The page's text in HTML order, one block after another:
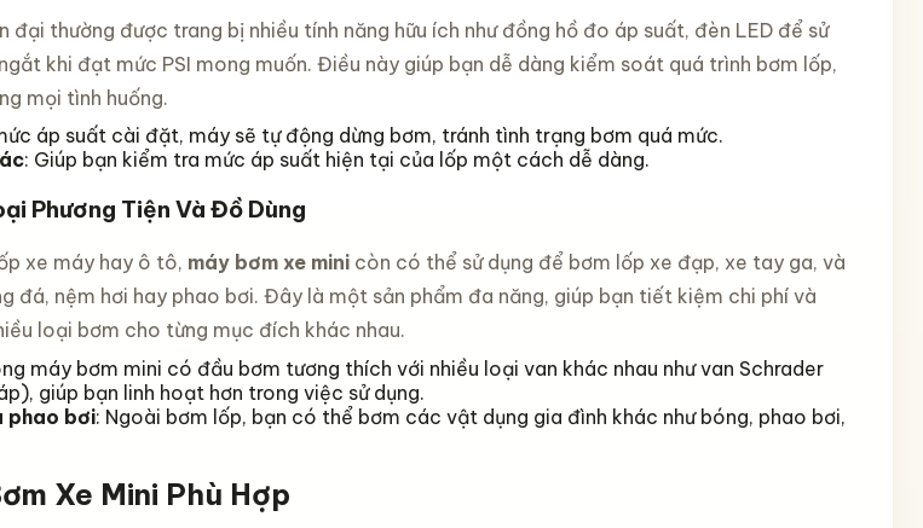
đại thường được trang bị nhiều tính năng hữu ích như đồng hồ đo áp suất, đèn LED để sử
khi đạt mức PSI mong muốn. Điều này giúp bạn dễ dàng kiểm soát quá trình bơm lốp,
mọi tình huống.
áp suất cài đặt, máy sẽ tự động dừng bơm, tránh tình trạng bơm quá mức.
: Giúp bạn kiểm tra mức áp suất hiện tại của lốp một cách dễ dàng.
Phương Tiện Và Đồ Dùng
xe máy hay ô tô, máy bơm xe minicòn có thể sử dụng để bơm lốp xe đạp, xe tay ga, và
đá, nệm hơi hay phao bơi. Đây là một sản phẩm đa năng, giúp bạn tiết kiệm chi phí và
loại bơm cho từng mục đích khác nhau.
máy bơm mini có đầu bơm tương thích với nhiều loại van khác nhau như van Schrader
giúp bạn linh hoạt hơn trong việc sử dụng.
phao bơi: Ngoài bơm lốp, bạn có thể bơm các vật dụng gia đình khác như bóng, phao bơi,
Xe Mini Phù Hợp